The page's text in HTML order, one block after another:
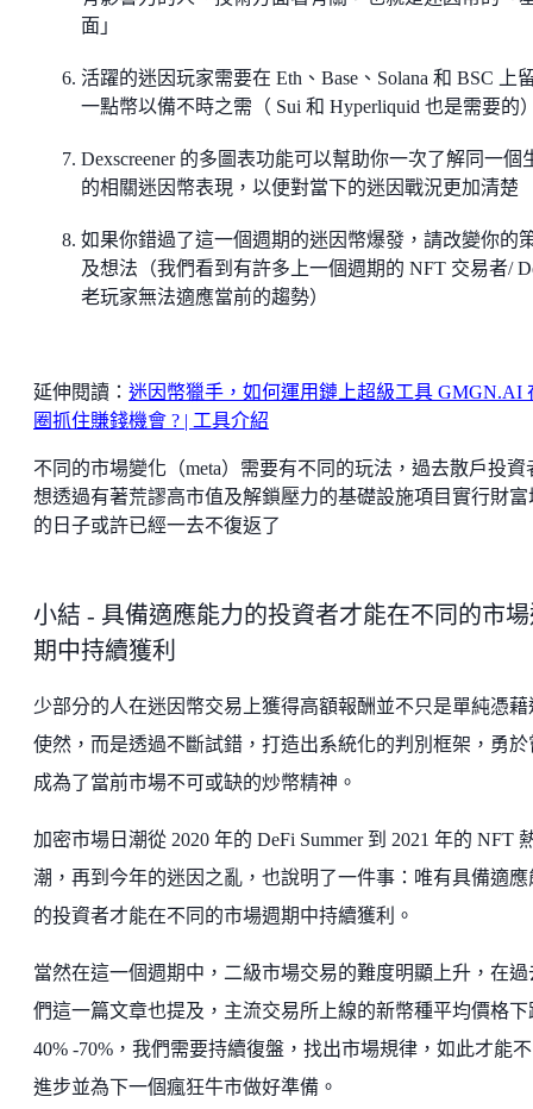
面」
活躍的迷因玩家需要在 Eth、Base、Solana 和 BSC 上
一點幣以備不時之需（ Sui 和 Hyperliquid 也是需要的
Dexscreener 的多圖表功能可以幫助你一次了解同一個
的相關迷因幣表現，以便對當下的迷因戰況更加清楚
如果你錯過了這一個週期的迷因幣爆發，請改變你的
及想法（我們看到有許多上一個週期的 NFT 交易者/
老玩家無法適應當前的趨勢）
延伸閱讀： 迷因幣獵手，如何運用鏈上超級工具 GMGN.AI
圈抓住賺錢機會 ? | 工具介紹
不同的市場變化（meta）需要有不同的玩法，過去散戶投資
想透過有著荒謬高市值及解鎖壓力的基礎設施項目實行財富
的日子或許已經一去不復返了
小結 - 具備適應能力的投資者才能在不同的市
期中持續獲利
少部分的人在迷因幣交易上獲得高額報酬並不只是單純憑藉
使然，而是透過不斷試錯，打造出系統化的判別框架，勇於
成為了當前市場不可或缺的炒幣精神。
加密市場日潮從 2020 年的 DeFi Summer 到 2021 年的 NFT
潮，再到今年的迷因之亂，也說明了一件事：唯有具備適應
的投資者才能在不同的市場週期中持續獲利。
當然在這一個週期中，二級市場交易的難度明顯上升，在過
們這一篇文章也提及，主流交易所上線的新幣種平均價格下
40% -70%，我們需要持續復盤，找出市場規律，如此才能
進步並為下一個瘋狂牛市做好準備。